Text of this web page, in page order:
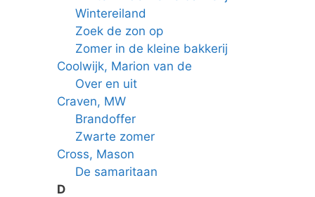
Wintereiland
Zoek de zon op
Zomer in de kleine bakkerij
Coolwijk, Marion van de
Over en uit
Craven, MW
Brandoffer
Zwarte zomer
Cross, Mason
De samaritaan
D